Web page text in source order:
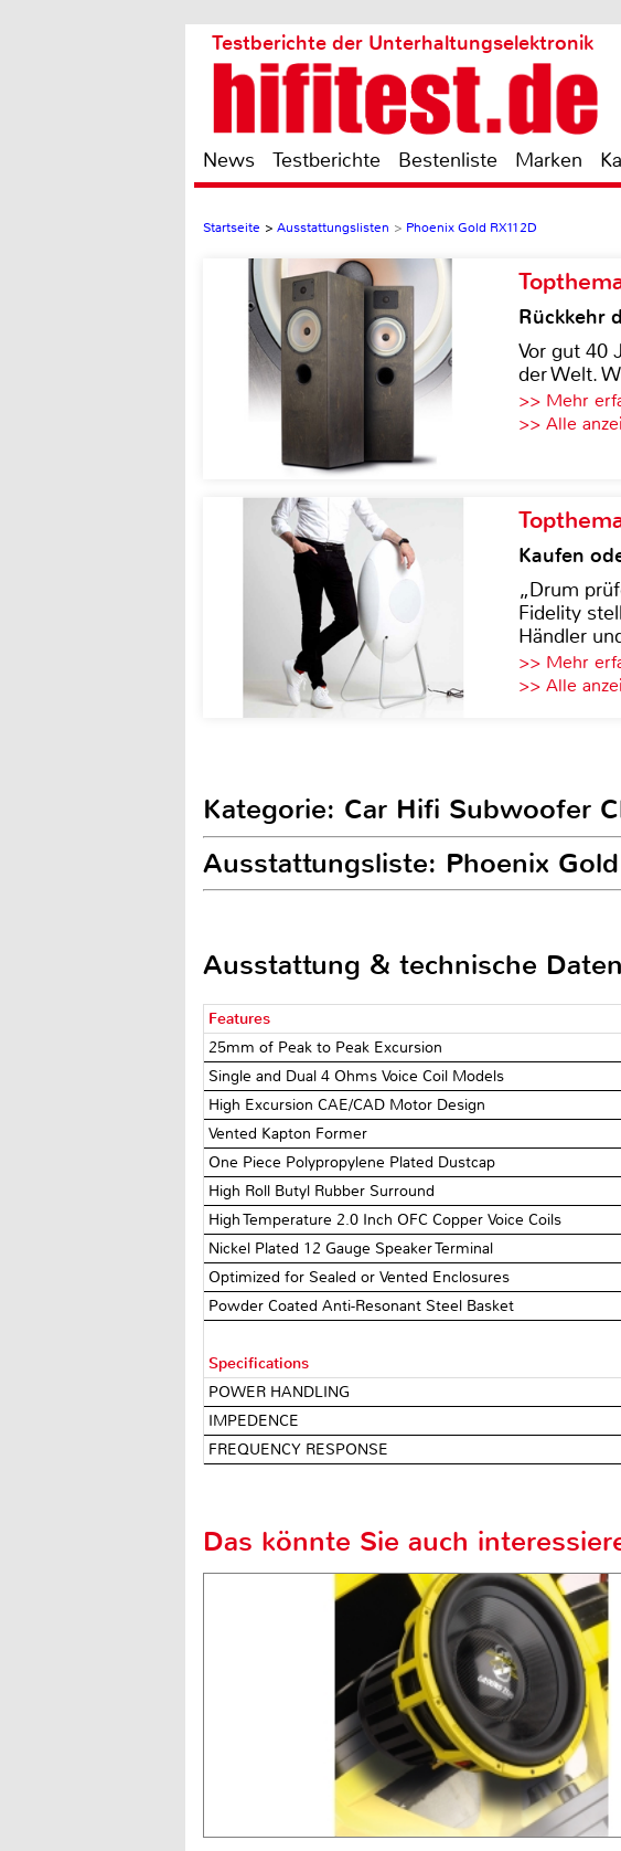
Testberichte der Unterhaltungselektronik
News Testberichte Bestenliste Marken
Startseite > Ausstattungslisten > Phoenix Gold RX112D
Rückkehr
Vor gut 40
der Welt.
>> Mehr
>> Alle
Kaufen
„Drum
Fidelity
Händler
>> Mehr
>> Alle
Kategorie: Car Hifi Subwoofer
Ausstattungsliste: Phoenix
Ausstattung & technische Daten
Features
25mm of Peak to Peak Excursion
Single and Dual 4 Ohms Voice Coil Models
High Excursion CAE/CAD Motor Design
Vented Kapton Former
One Piece Polypropylene Plated Dustcap
High Roll Butyl Rubber Surround
High Temperature 2.0 Inch OFC Copper Voice Coils
Nickel Plated 12 Gauge Speaker Terminal
Optimized for Sealed or Vented Enclosures
Powder Coated Anti-Resonant Steel Basket
Specifications
POWER HANDLING
IMPEDENCE
FREQUENCY RESPONSE
Das könnte Sie auch